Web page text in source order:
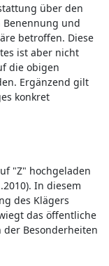
über den
und
betroffen. Diese
ist aber nicht
die obigen
Ergänzend gilt
konkret
"Z" hochgeladen
In diesem
des Klägers
das öffentliche
Besonderheiten